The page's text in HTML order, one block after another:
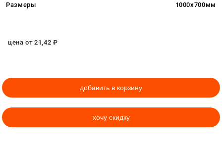
Размеры 1000x700мм
цена от21,42 ₽
добавить в корзину
хочу скидку